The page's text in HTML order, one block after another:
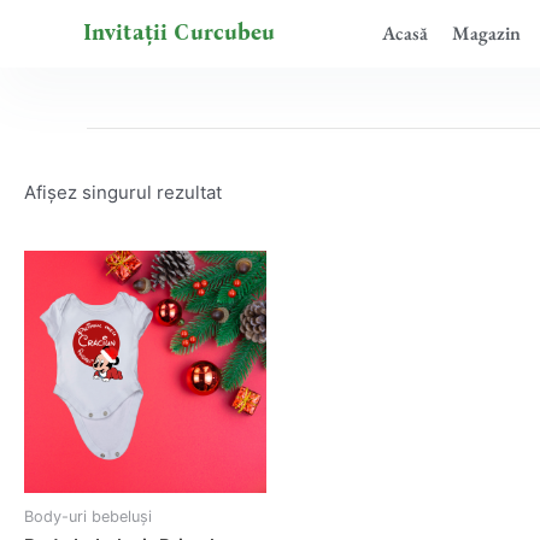
Invitații Curcubeu Acasă Magazin
Afișez singurul rezultat
Body-uri bebeluși